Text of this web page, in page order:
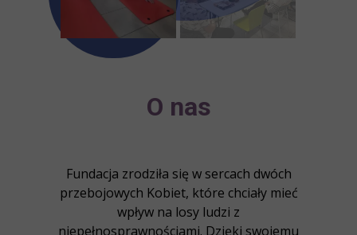
O nas
Fundacja zrodziła się w sercach dwóch
przebojowych Kobiet, które chciały mieć
wpływ na losy ludzi z
niepełnosprawnościami. Dzięki swojemu